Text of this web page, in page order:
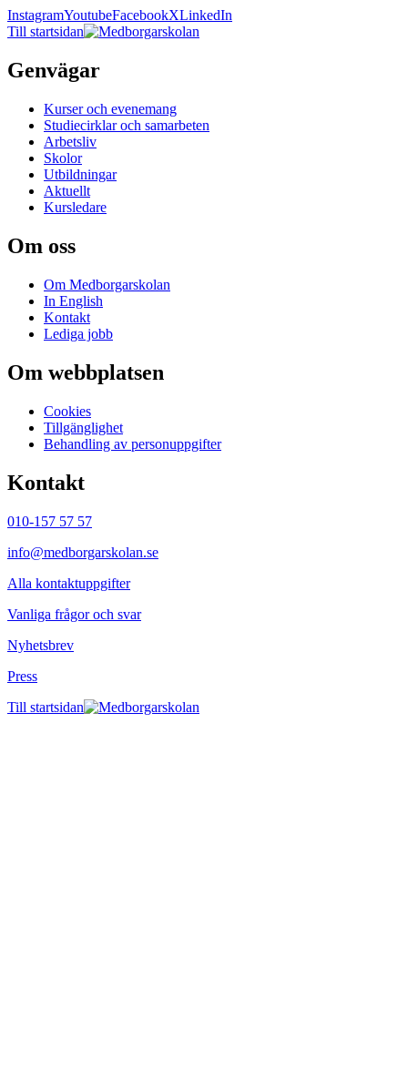
InstagramYoutubeFacebookXLinkedIn
Till startsidan
Genvägar
Kurser och evenemang
Studiecirklar och samarbeten
Arbetsliv
Skolor
Utbildningar
Aktuellt
Kursledare
Om oss
Om Medborgarskolan
In English
Kontakt
Lediga jobb
Om webbplatsen
Cookies
Tillgänglighet
Behandling av personuppgifter
Kontakt
010-157 57 57
info@medborgarskolan.se
Alla kontaktuppgifter
Vanliga frågor och svar
Nyhetsbrev
Press
Till startsidan